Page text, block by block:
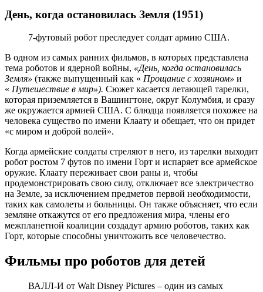
День, когда остановилась Земля (1951)
7-футовый робот преследует солдат армию США.
В одном из самых ранних фильмов, в которых представлена
тема роботов и ядерной войны, «День, когда остановилась
Земля» (также выпущенный как « Прощание с хозяином» и
« Путешествие в мир»). Сюжет касается летающей тарелки,
которая приземляется в Вашингтоне, округ Колумбия, и сразу
же окружается армией США. С блюдца появляется похожее на
человека существо по имени Клаату и обещает, что он придет
«с миром и доброй волей».
Когда армейские солдаты стреляют в него, из тарелки выходит
робот ростом 7 футов по имени Горт и испаряет все армейское
оружие. Клаату переживает свои раны и, чтобы
продемонстрировать свою силу, отключает все электричество
на Земле, за исключением предметов первой необходимости,
таких как самолеты и больницы. Он также объясняет, что если
земляне откажутся от его предложения мира, члены его
межпланетной коалиции создадут армию роботов, таких как
Горт, которые способны уничтожить все человечество.
Фильмы про роботов для детей
ВАЛЛ-И от Walt Disney Pictures – один из самых